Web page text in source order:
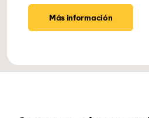
Más información